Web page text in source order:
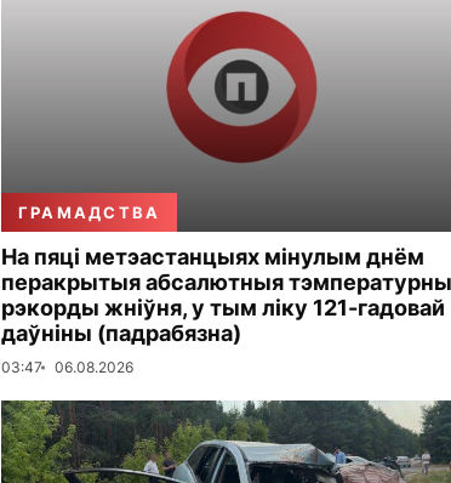
ГРАМАДСТВА
На пяці метэастанцыях мінулым днём
перакрытыя абсалютныя
рэкорды жніўня, у тым ліку 121-гадовай
даўніны (падрабязна)
03:47 06.08.2026